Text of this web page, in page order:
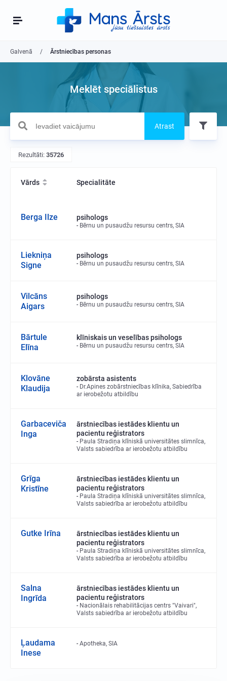
Galvenā Ārstniecības personas
Meklēt speciālistus
Atrast
Rezultāti: 35726
Vārds Specialitāte
Berga Ilze psihologs
Bērnu un pusaudžu resursu centrs, SIA
Liekniņa
Signe
psihologs
Bērnu un pusaudžu resursu centrs, SIA
Vilcāns
Aigars
psihologs
Bērnu un pusaudžu resursu centrs, SIA
Bārtule
Elīna
klīniskais un veselības psihologs
Bērnu un pusaudžu resursu centrs, SIA
Klovāne
Klaudija
zobārsta asistents
Dr.Apines zobārstniecības klīnika, Sabiedrība
ar ierobežotu atbildību
Garbaceviča
Inga
ārstniecības iestādes klientu un
pacientu reģistrators
Paula Stradiņa klīniskā universitātes slimnīca,
Valsts sabiedrība ar ierobežotu atbildību
Grīga
Kristīne
ārstniecības iestādes klientu un
pacientu reģistrators
Paula Stradiņa klīniskā universitātes slimnīca,
Valsts sabiedrība ar ierobežotu atbildību
Gutke Irīna
ārstniecības iestādes klientu un
pacientu reģistrators
Paula Stradiņa klīniskā universitātes slimnīca,
Valsts sabiedrība ar ierobežotu atbildību
Salna
Ingrīda
ārstniecības iestādes klientu un
pacientu reģistrators
Nacionālais rehabilitācijas centrs "Vaivari",
Valsts sabiedrība ar ierobežotu atbildību
Ļaudama
Inese
Apotheka, SIA